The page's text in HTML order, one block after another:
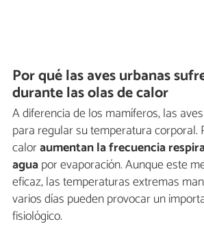
Por qué las aves urbanas
durante las olas de calor
A diferencia de los mamíferos, las
para regular su temperatura corporal.
caloraumentan la frecuencia
aguapor evaporación. Aunque este
eficaz, las temperaturas extremas
varios días pueden provocar un
fisiológico.